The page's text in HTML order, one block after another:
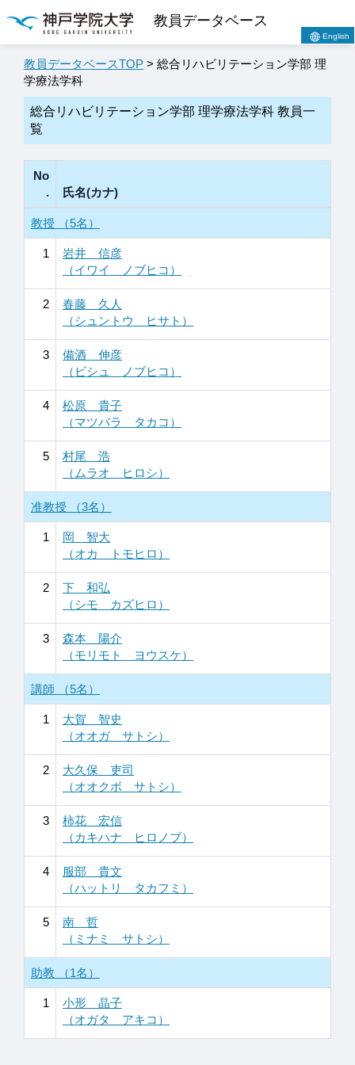
教員データベース
English
教員データベースTOP > 総合リハビリテーション学部 理
学療法学科
総合リハビリテーション学部 理学療法学科 教員一
覧
No
.
氏名(カナ)
教授 （5名）
1
岩井 信彦
（イワイ ノブヒコ）
2
春藤 久人
（シュントウ ヒサト）
3
備酒 伸彦
（ビシュ ノブヒコ）
4
松原 貴子
（マツバラ タカコ）
5
村尾 浩
（ムラオ ヒロシ）
准教授 （3名）
1
岡 智大
（オカ トモヒロ）
2
下 和弘
（シモ カズヒロ）
3
森本 陽介
（モリモト ヨウスケ）
講師 （5名）
1
大賀 智史
（オオガ サトシ）
2
大久保 吏司
（オオクボ サトシ）
3
柿花 宏信
（カキハナ ヒロノブ）
4
服部 貴文
（ハットリ タカフミ）
5
南 哲
（ミナミ サトシ）
助教 （1名）
1
小形 晶子
（オガタ アキコ）